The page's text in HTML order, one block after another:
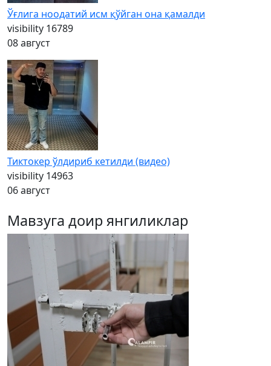
Ўғлига ноодатий исм қўйган она қамалди
visibility 16789
08 август
Тиктокер ўлдириб кетилди (видео)
visibility 14963
06 август
Мавзуга доир янгиликлар